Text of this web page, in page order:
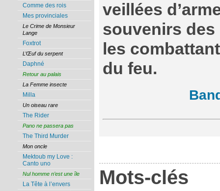
veillées
souvenirs
les
du feu.
Mots-clés
Comme des rois
Mes provinciales
Le Crime de Monsieur
Lange
Foxtrot
L’Œuf du serpent
Daphné
Retour au palais
La Femme insecte
Milla
Un oiseau rare
The Rider
Pano ne passera pas
The Third Murder
Mon oncle
Mektoub my Love :
Canto uno
Nul homme n’est une île
La Tête à l’envers